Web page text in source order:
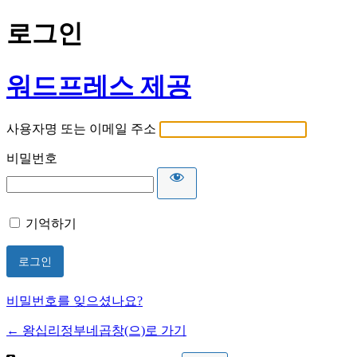
로그인
워드프레스 제공
사용자명 또는 이메일 주소
비밀번호
기억하기
비밀번호를 잊으셨나요?
← 왕십리정부네곱창(으)로 가기